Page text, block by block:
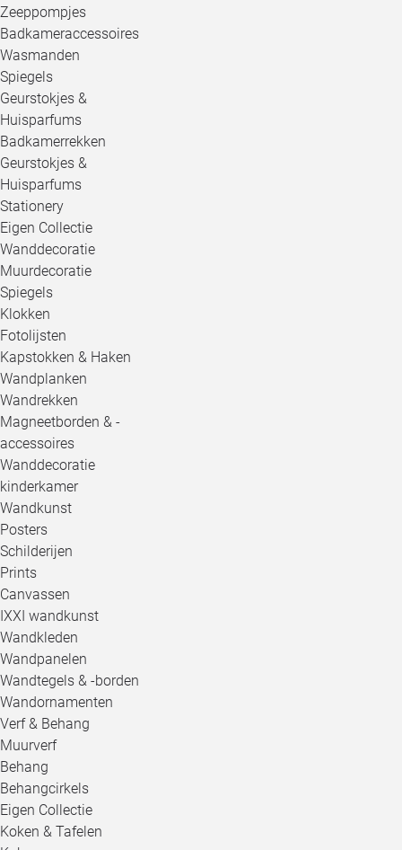
Zeeppompjes
Badkameraccessoires
Wasmanden
Spiegels
Geurstokjes &
Huisparfums
Badkamerrekken
Geurstokjes &
Huisparfums
Stationery
Eigen Collectie
Wanddecoratie
Muurdecoratie
Spiegels
Klokken
Fotolijsten
Kapstokken & Haken
Wandplanken
Wandrekken
Magneetborden & -
accessoires
Wanddecoratie
kinderkamer
Wandkunst
Posters
Schilderijen
Prints
Canvassen
IXXI wandkunst
Wandkleden
Wandpanelen
Wandtegels & -borden
Wandornamenten
Verf & Behang
Muurverf
Behang
Behangcirkels
Eigen Collectie
Koken & Tafelen